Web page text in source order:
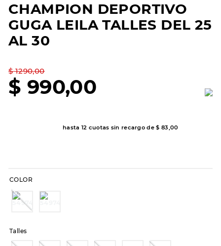
CHAMPION DEPORTIVO
GUGA LEILA TALLES DEL 25
AL 30
$ 1290,00
$ 990,00
hasta 12 cuotas sin recargo de$ 83,00
COLOR
Talles
3
skechers slip-ins